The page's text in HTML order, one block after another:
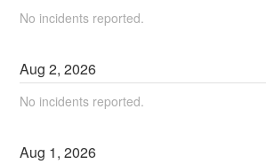
No incidents reported.
Aug2,2026
No incidents reported.
Aug 1,2026